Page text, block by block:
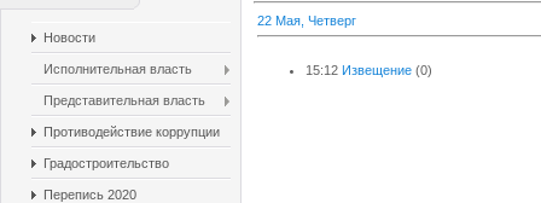
Новости
Исполнительная власть
Представительная власть
Противодействие коррупции
Градостроительство
Перепись 2020
22 Мая, Четверг
15:12 Извещение (0)